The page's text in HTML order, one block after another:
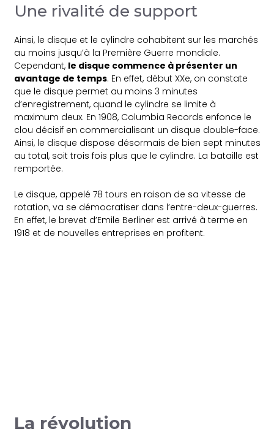
Une rivalité de support
Ainsi, le disque et le cylindre cohabitent sur les marchés
au moins jusqu’à la Première Guerre mondiale.
Cependant, le disque commence à présenter un
avantage de temps. En effet, début XXe, on constate
que le disque permet au moins 3 minutes
d’enregistrement, quand le cylindre se limite à
maximum deux. En 1908, Columbia Records enfonce le
clou décisif en commercialisant un disque double-face.
Ainsi, le disque dispose désormais de bien sept minutes
au total, soit trois fois plus que le cylindre. La bataille est
remportée.
Le disque, appelé 78 tours en raison de sa vitesse de
rotation, va se démocratiser dans l’entre-deux-guerres.
En effet, le brevet d’Emile Berliner est arrivé à terme en
1918 et de nouvelles entreprises en profitent.
La révolution